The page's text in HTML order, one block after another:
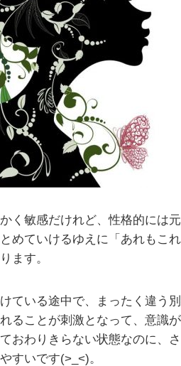
く敏感だけれど、性格的には
めていけるゆえに「あれもこ
ます。
ている途中で、まったく違う
ることが刺激となって、意識
おわりきらない状態なのに、
すいです(>_<)。